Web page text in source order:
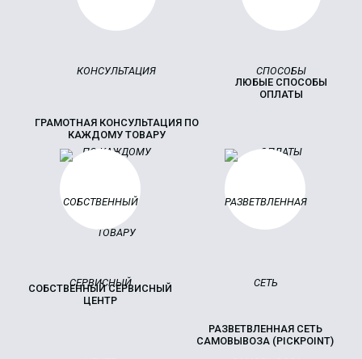
ГРАМОТНАЯ КОНСУЛЬТАЦИЯ ПО
КАЖДОМУ ТОВАРУ
ЛЮБЫЕ СПОСОБЫ
ОПЛАТЫ
СОБСТВЕННЫЙ СЕРВИСНЫЙ
ЦЕНТР
РАЗВЕТВЛЕННАЯ СЕТЬ
САМОВЫВОЗА (PICKPOINT)